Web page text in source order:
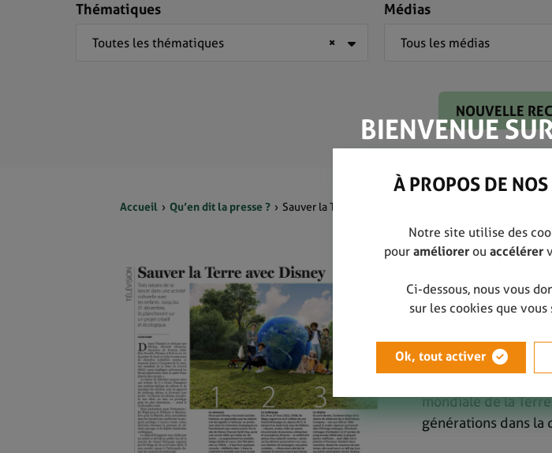
Thématiques
×
Toutes les thématiques
Médias
Tous les médias
Accueil Qu’en dit la presse ? Sauver la Terre avec Disney
Décembre 2021
Falls, Kim Possible,
aussi de chouettes
mondiale de la
générations dans
BIENVENUE
À PROPOS DE NOS
Notre site utilise des
pour améliorer ou accélérer
Ci-dessous, nous vous
sur les cookies que
Ok, tout activer